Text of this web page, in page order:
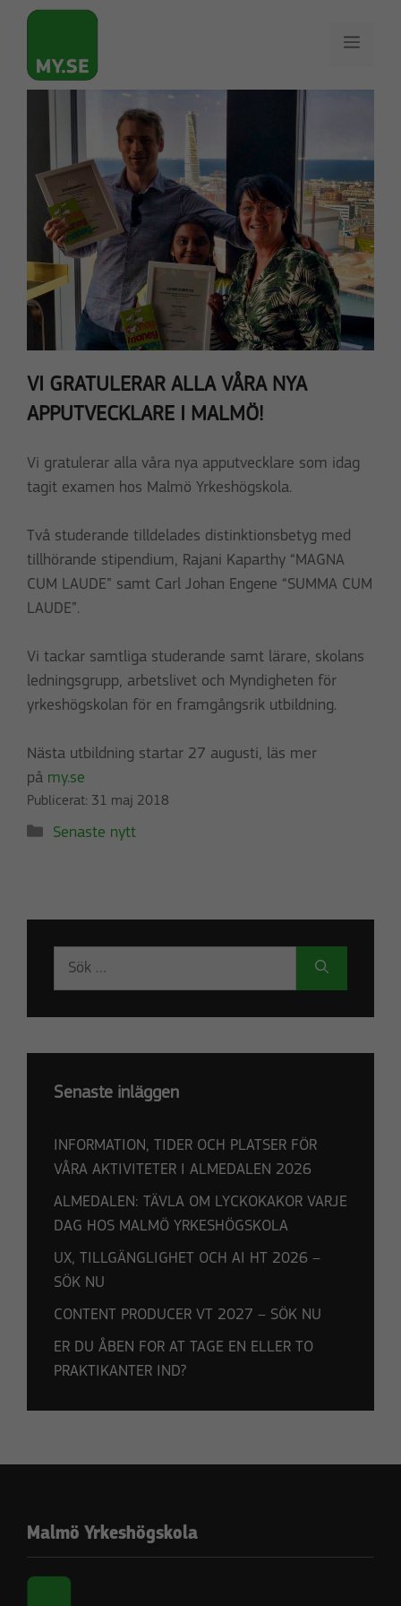
Hoppa
innehåll
Meny
VI GRATULERAR ALLA VÅRA NYA
APPUTVECKLARE I MALMÖ!
Vi gratulerar alla våra nya apputvecklare som idag
tagit examen hos Malmö Yrkeshögskola.
Två studerande tilldelades distinktionsbetyg med
tillhörande stipendium, Rajani Kaparthy “MAGNA
CUM LAUDE” samt Carl Johan Engene “SUMMA CUM
LAUDE”.
Vi tackar samtliga studerande samt lärare, skolans
ledningsgrupp, arbetslivet och Myndigheten för
yrkeshögskolan för en framgångsrik utbildning.
Nästa utbildning startar 27 augusti, läs mer
på my.se
Publicerat: 31 maj 2018
Kategorier
Senaste nytt
Senaste inläggen
INFORMATION, TIDER OCH PLATSER FÖR
VÅRA AKTIVITETER I ALMEDALEN 2026
ALMEDALEN: TÄVLA OM LYCKOKAKOR VARJE
DAG HOS MALMÖ YRKESHÖGSKOLA
UX, TILLGÄNGLIGHET OCH AI HT 2026 –
SÖK NU
CONTENT PRODUCER VT 2027 – SÖK NU
ER DU ÅBEN FOR AT TAGE EN ELLER TO
PRAKTIKANTER IND?
Malmö Yrkeshögskola